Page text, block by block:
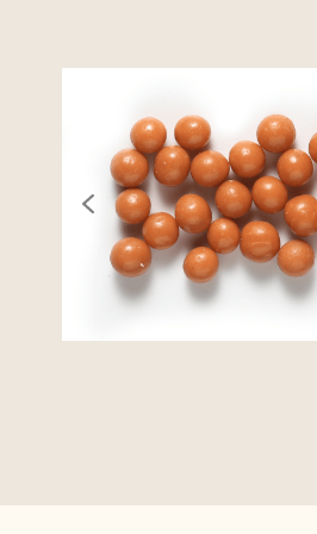
previous